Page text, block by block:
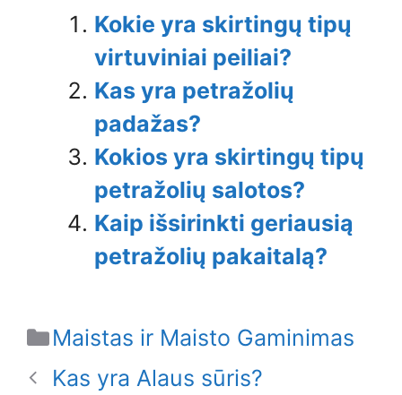
Kokie yra skirtingų tipų
virtuviniai peiliai?
Kas yra petražolių
padažas?
Kokios yra skirtingų tipų
petražolių salotos?
Kaip išsirinkti geriausią
petražolių pakaitalą?
Categories
Maistas ir Maisto Gaminimas
Kas yra Alaus sūris?